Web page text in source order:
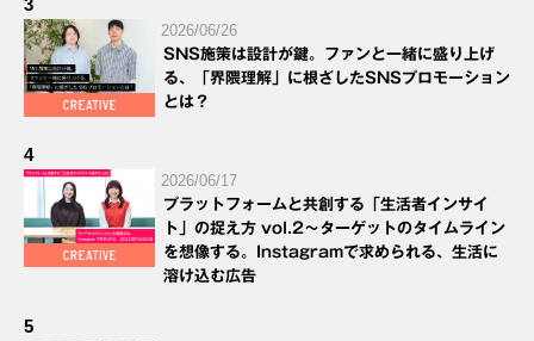
2026/06/26
SNS施策は設計が鍵。ファンと一緒に盛り上げ
る、「界隈理解」に根ざしたSNSプロモーション
とは？
4
2026/06/17
プラットフォームと共創する「生活者インサイ
ト」の捉え方 vol.2～ターゲットのタイムライン
を想像する。Instagramで求められる、生活に
溶け込む広告
5